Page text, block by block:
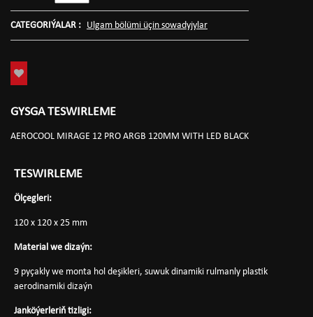
CATEGORIÝALAR : Ulgam bölümi üçin sowadyjylar
GYSGA TESWIRLEME
AEROCOOL MIRAGE 12 PRO ARGB 120MM WITH LED BLACK
TESWIRLEME
Ölçegleri:
120 x 120 x 25 mm
Material we dizaýn:
9 pyçakly we monta hol deşikleri, suwuk dinamiki rulmanly plastik
aerodinamiki dizaýn
Janköýerleriň tizligi: